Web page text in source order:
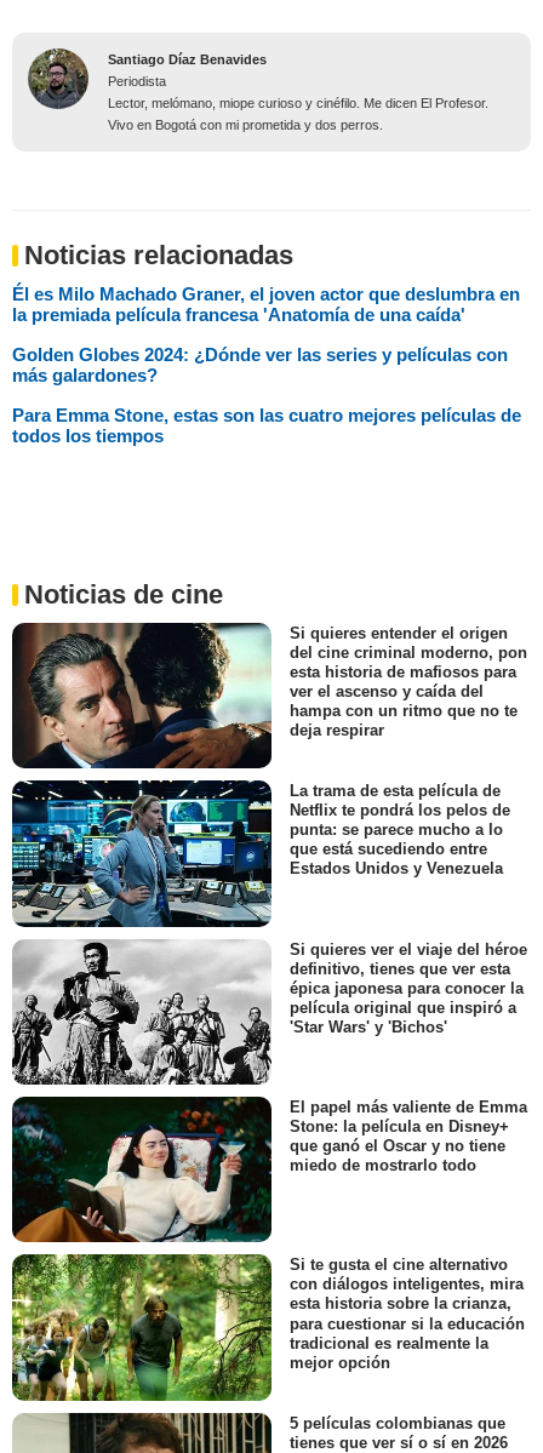
Santiago Díaz Benavides
Periodista
Lector, melómano, miope curioso y cinéfilo. Me dicen El Profesor.
Vivo en Bogotá con mi prometida y dos perros.
Noticias relacionadas
Él es Milo Machado Graner, el joven actor que deslumbra en
la premiada película francesa 'Anatomía de una caída'
Golden Globes 2024: ¿Dónde ver las series y películas con
más galardones?
Para Emma Stone, estas son las cuatro mejores películas de
todos los tiempos
Noticias de cine
Si quieres entender el origen
del cine criminal moderno, pon
esta historia de mafiosos para
ver el ascenso y caída del
hampa con un ritmo que no te
deja respirar
La trama de esta película de
Netflix te pondrá los pelos de
punta: se parece mucho a lo
que está sucediendo entre
Estados Unidos y Venezuela
Si quieres ver el viaje del héroe
definitivo, tienes que ver esta
épica japonesa para conocer la
película original que inspiró a
'Star Wars' y 'Bichos'
El papel más valiente de Emma
Stone: la película en Disney+
que ganó el Oscar y no tiene
miedo de mostrarlo todo
Si te gusta el cine alternativo
con diálogos inteligentes, mira
esta historia sobre la crianza,
para cuestionar si la educación
tradicional es realmente la
mejor opción
5 películas colombianas que
tienes que ver sí o sí en 2026